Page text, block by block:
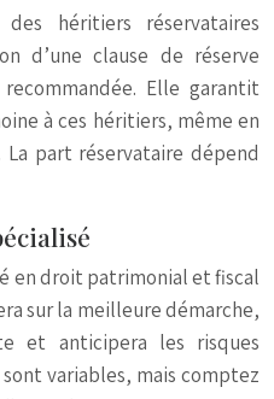
héritiers réservataires
d’une clause de réserve
Elle garantit
à ces héritiers, même en
part réservataire dépend
en droit patrimonial et fiscal
sur la meilleure démarche,
et anticipera les risques
variables, mais comptez